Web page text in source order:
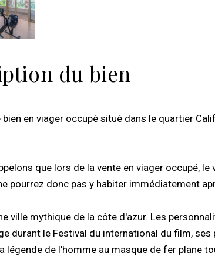
du bien
bien en viager occupé situé dans le quartier
que lors de la vente en viager occupé,
pourrez donc pas y habiter immédiatement
ville mythique de la côte d'azur. Les
durant le Festival du international du film,
légende de l'homme au masque de fer plane